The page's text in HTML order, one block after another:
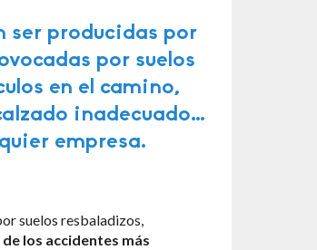
ser producidas por
por suelos
en el camino,
inadecuado…
empresa.
suelos resbaladizos,
de los accidentes más